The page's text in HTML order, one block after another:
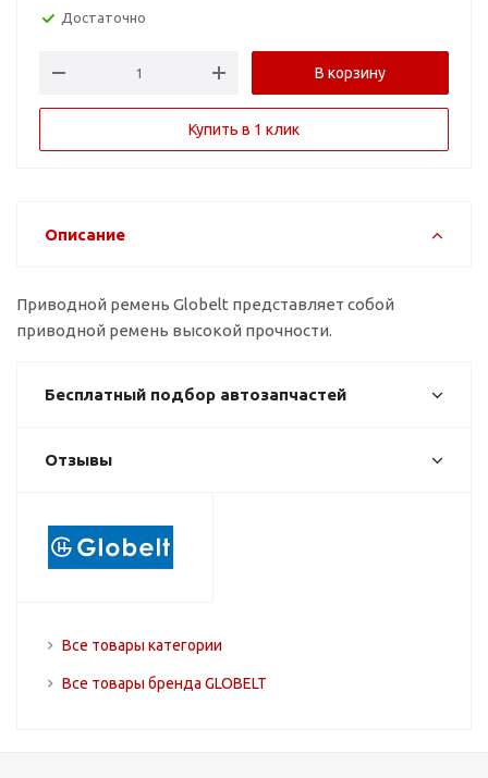
Достаточно
В корзину
Купить в 1 клик
Описание
Приводной ремень Globelt представляет собой
приводной ремень высокой прочности.
Бесплатный подбор автозапчастей
Отзывы
Все товары категории
Все товары бренда GLOBELT